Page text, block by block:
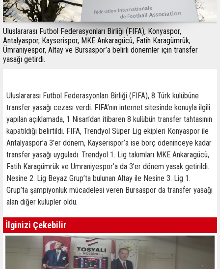
Uluslararası Futbol Federasyonları Birliği (FIFA), Konyaspor,
Antalyaspor, Kayserispor, MKE Ankaragücü, Fatih Karagümrük,
Ümraniyespor, Altay ve Bursaspor’a belirli dönemler için transfer
yasağı getirdi.
Uluslararası Futbol Federasyonları Birliği (FIFA), 8 Türk kulübüne
transfer yasağı cezası verdi. FIFA’nın internet sitesinde konuyla ilgili
yapılan açıklamada, 1 Nisan’dan itibaren 8 kulübün transfer tahtasının
kapatıldığı belirtildi. FIFA, Trendyol Süper Lig ekipleri Konyaspor ile
Antalyaspor’a 3’er dönem, Kayserispor’a ise borç ödeninceye kadar
transfer yasağı uyguladı. Trendyol 1. Lig takımları MKE Ankaragücü,
Fatih Karagümrük ve Ümraniyespor’a da 3’er dönem yasak getirildi.
Nesine 2. Lig Beyaz Grup’ta bulunan Altay ile Nesine 3. Lig 1.
Grup’ta şampiyonluk mücadelesi veren Bursaspor da transfer yasağı
alan diğer kulüpler oldu.
İlginizi Çekebilir